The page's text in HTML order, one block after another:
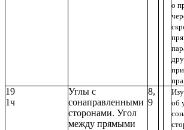
о
19
1ч
Углы с
сонаправленными
сторонами. Угол
между прямыми
8,
9
об